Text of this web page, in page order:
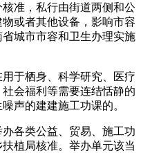
准，私行由街道两侧和公
或者其他设备，影响市容
城市市容和卫生办理实施
于栖身、科学研究、医疗
会福利等需要连结恬静的
声的建建施工功课的。
各类公益、贸易、施工功
植局核准。举办单元该当